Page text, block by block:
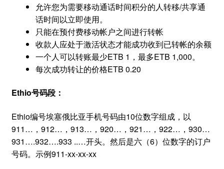
允许您为需要移动通话时间积分的人转移/共享通
话时间以立即使用。
只能在预付费移动帐户之间进行转帐
收款人应处于激活状态才能成功收到已转帐的余额
一个人可以转账最少ETB 1，最多ETB 1,000。
每次成功转让的价格ETB 0.20
Ethio号码段：
Ethio编号埃塞俄比亚手机号码由10位数字组成，以
911…，912…，913…，920…，921…，922…，930…
931….932….933 ..…开头。然后是六（6）位数字的订户
号码。示例911-xx-xx-xx